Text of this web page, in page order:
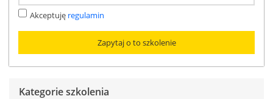
Akceptuję regulamin
Kategorie szkolenia